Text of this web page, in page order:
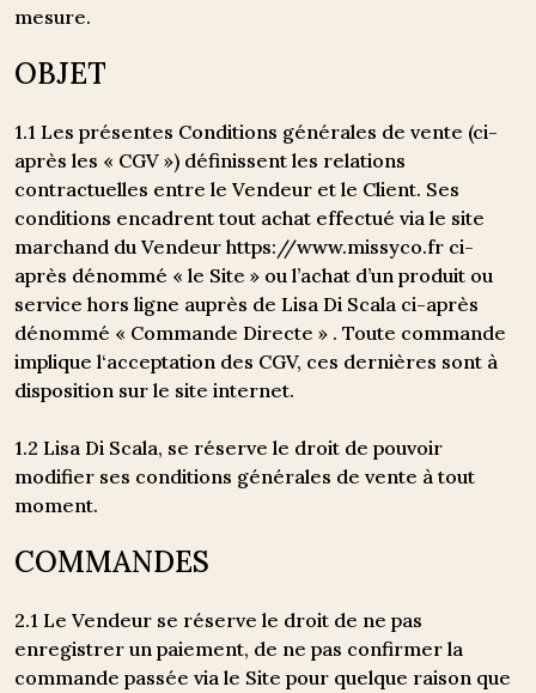
mesure.
OBJET
1.1 Les présentes Conditions générales de vente (ci-
après les « CGV ») définissent les relations
contractuelles entre le Vendeur et le Client. Ses
conditions encadrent tout achat effectué via le site
marchand du Vendeur https://www.missyco.fr ci-
après dénommé « le Site » ou l’achat d’un produit ou
service hors ligne auprès de Lisa Di Scala ci-après
dénommé « Commande Directe » . Toute commande
implique l‘acceptation des CGV, ces dernières sont à
disposition sur le site internet.
1.2 Lisa Di Scala, se réserve le droit de pouvoir
modifier ses conditions générales de vente à tout
moment.
COMMANDES
2.1 Le Vendeur se réserve le droit de ne pas
enregistrer un paiement, de ne pas confirmer la
commande passée via le Site pour quelque raison que